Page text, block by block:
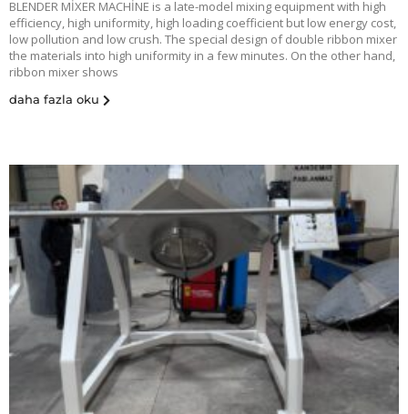
BLENDER MİXER MACHİNE is a late-model mixing equipment with high
efficiency, high uniformity, high loading coefficient but low energy cost,
low pollution and low crush. The special design of double ribbon mixer
the materials into high uniformity in a few minutes. On the other hand,
ribbon mixer shows
daha fazla oku